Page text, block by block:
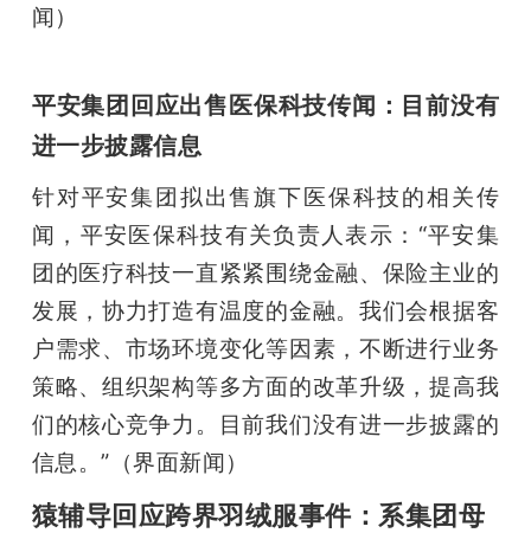
闻）
平安集团回应出售医保科技传闻：目前没有
进一步披露信息
针对平安集团拟出售旗下医保科技的相关传
闻，平安医保科技有关负责人表示：“平安集
团的医疗科技一直紧紧围绕金融、保险主业的
发展，协力打造有温度的金融。我们会根据客
户需求、市场环境变化等因素，不断进行业务
策略、组织架构等多方面的改革升级，提高我
们的核心竞争力。目前我们没有进一步披露的
信息。”（界面新闻）
猿辅导回应跨界羽绒服事件：系集团母